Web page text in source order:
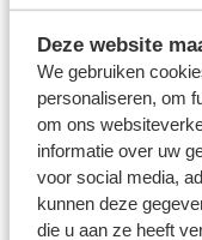
Deze website
We gebruiken
personaliseren, om
om ons
informatie over uw
voor social media,
kunnen deze
die u aan ze heeft
Memoireringen
Verlovingsringen
Vriendschapsringen
Over ons
Aller Spanninga
Historie